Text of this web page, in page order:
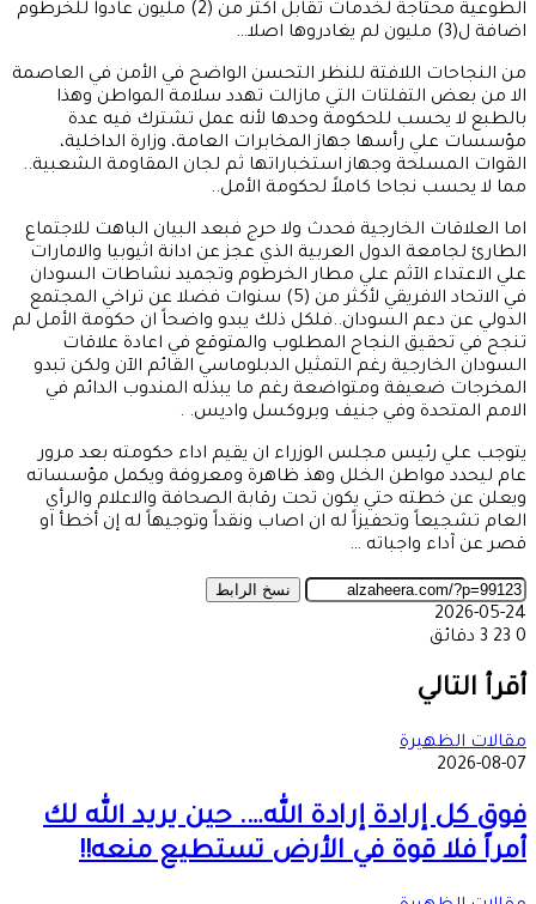
الطوعية محتاجة لخدمات تقابل اكثر من (2) مليون عادوا للخرطوم
اضافة ل(3) مليون لم يغادروها اصلا…
من النجاحات اللافتة للنظر التحسن الواضح في الأمن في العاصمة
الا من بعض التفلتات التي مازالت تهدد سلامة المواطن وهذا
بالطبع لا يحسب للحكومة وحدها لأنه عمل تشترك فيه عدة
مؤسسات علي رأسها جهاز المخابرات العامة، وزارة الداخلية،
القوات المسلحة وجهاز استخباراتها ثم لجان المقاومة الشعبية..
مما لا يحسب نجاحا كاملاً لحكومة الأمل..
اما العلاقات الخارجية فحدث ولا حرج فبعد البيان الباهت للاجتماع
الطارئ لجامعة الدول العربية الذي عجز عن ادانة اثيوبيا والامارات
علي الاعتداء الآثم علي مطار الخرطوم وتجميد نشاطات السودان
في الاتحاد الافريقي لأكثر من (5) سنوات فضلا عن تراخي المجتمع
الدولي عن دعم السودان..فلكل ذلك يبدو واضحاً ان حكومة الأمل لم
تنجح في تحقيق النجاح المطلوب والمتوقع في اعادة علاقات
السودان الخارجية رغم التمثيل الدبلوماسي القائم الآن ولكن تبدو
المخرجات ضعيفة ومتواضعة رغم ما يبذله المندوب الدائم في
الامم المتحدة وفي جنيف وبروكسل واديس. .
يتوجب علي رئيس مجلس الوزراء ان يقيم اداء حكومته بعد مرور
عام ليحدد مواطن الخلل وهذ ظاهرة ومعروفة ويكمل مؤسساته
ويعلن عن خطته حتي يكون تحت رقابة الصحافة والاعلام والرأي
العام تشجيعاً وتحفيزاً له ان اصاب ونقداً وتوجيهاً له إن أخطأ او
قصر عن آداء واجباته …
نسخ الرابط
2026-05-24
0
3 دقائق
عبر
البريد
أقرأ التالي
مقالات الظهيرة
2026-08-07
فوق كل إرادة إرادة الله…. حين يريد الله لك
أمراً فلا قوة في الأرض تستطيع منعه!!